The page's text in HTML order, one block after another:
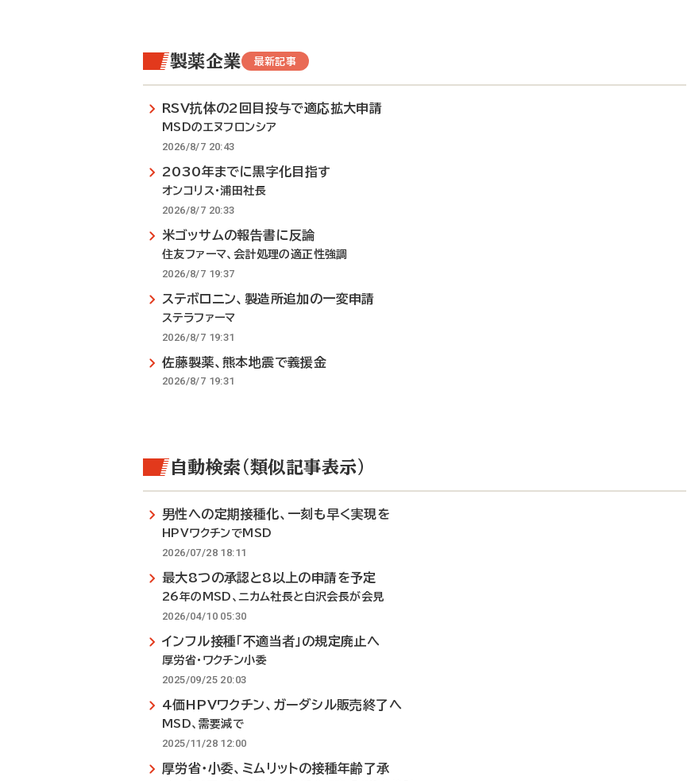
製薬企業 最新記事
RSV抗体の2回目投与で適応拡大申請
MSDのエヌフロンシア
2026/8/7 20:43
2030年までに黒字化目指す
オンコリス・浦田社長
2026/8/7 20:33
米ゴッサムの報告書に反論
住友ファーマ、会計処理の適正性強調
2026/8/7 19:37
ステボロニン、製造所追加の一変申請
ステラファーマ
2026/8/7 19:31
佐藤製薬、熊本地震で義援金
2026/8/7 19:31
自動検索（類似記事表示）
男性への定期接種化、一刻も早く実現を
HPVワクチンでMSD
2026/07/28 18:11
最大8つの承認と8以上の申請を予定
26年のMSD、ニカム社長と白沢会長が会見
2026/04/10 05:30
インフル接種「不適当者」の規定廃止へ
厚労省・ワクチン小委
2025/09/25 20:03
4価HPVワクチン、ガーダシル販売終了へ
MSD、需要減で
2025/11/28 12:00
厚労省・小委、ミムリットの接種年齢了承